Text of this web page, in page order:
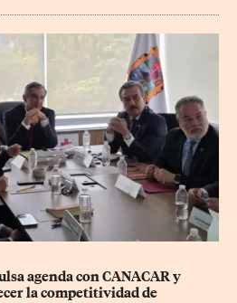
agenda con CANACAR y
la competitividad de